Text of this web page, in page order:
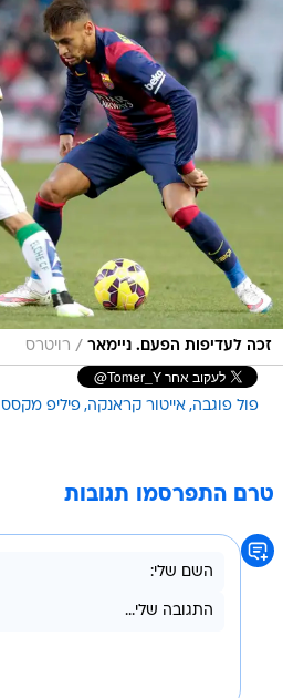
זכה לעדיפות הפעם. ניימאר / רויטרס
פול פוגבה אייטור קראנקה פיליפ מקסס
טרם התפרסמו תגובות